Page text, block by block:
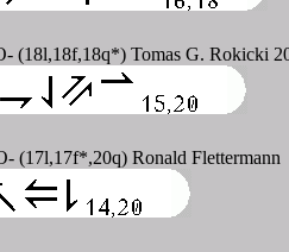
(18l,18f,18q*) Tomas G. Rokicki
(17l,17f*,20q) Ronald Flettermann